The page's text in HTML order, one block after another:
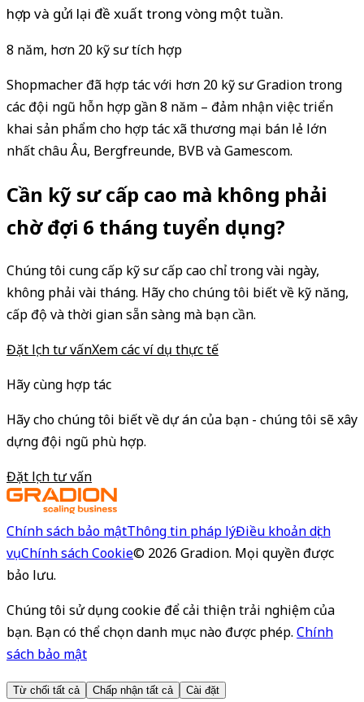
hợp và gửi lại đề xuất trong vòng một tuần.
8 năm, hơn 20 kỹ sư tích hợp
Shopmacher đã hợp tác với hơn 20 kỹ sư Gradion trong
các đội ngũ hỗn hợp gần 8 năm – đảm nhận việc triển
khai sản phẩm cho hợp tác xã thương mại bán lẻ lớn
nhất châu Âu, Bergfreunde, BVB và Gamescom.
Cần kỹ sư cấp cao mà không phải
chờ đợi 6 tháng tuyển dụng?
Chúng tôi cung cấp kỹ sư cấp cao chỉ trong vài ngày,
không phải vài tháng. Hãy cho chúng tôi biết về kỹ năng,
cấp độ và thời gian sẵn sàng mà bạn cần.
Đặt lịch tư vấnXem các ví dụ thực tế
Hãy cùng hợp tác
Hãy cho chúng tôi biết về dự án của bạn - chúng tôi sẽ xây
dựng đội ngũ phù hợp.
Đặt lịch tư vấn
Chính sách bảo mậtThông tin pháp lýĐiều khoản dịch
vụChính sách Cookie© 2026 Gradion. Mọi quyền được
bảo lưu.
Chúng tôi sử dụng cookie để cải thiện trải nghiệm của
bạn. Bạn có thể chọn danh mục nào được phép. Chính
sách bảo mật
Từ chối tất cả Chấp nhận tất cả Cài đặt